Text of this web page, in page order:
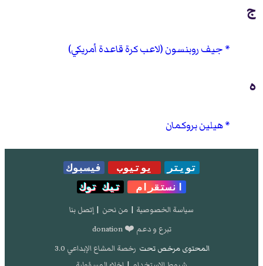
ج
جيف روبنسون (لاعب كرة قاعدة أمريكي)
ه
هيلين بروكمان
تويتر يوتيوب
فيسبوك
انستقرام
تيك توك
سياسة الخصوصية | من نحن | إتصل بنا
تبرع و دعم ❤️ donation
المحتوى مرخص تحت رخصة المشاع الإبداعي 3.0